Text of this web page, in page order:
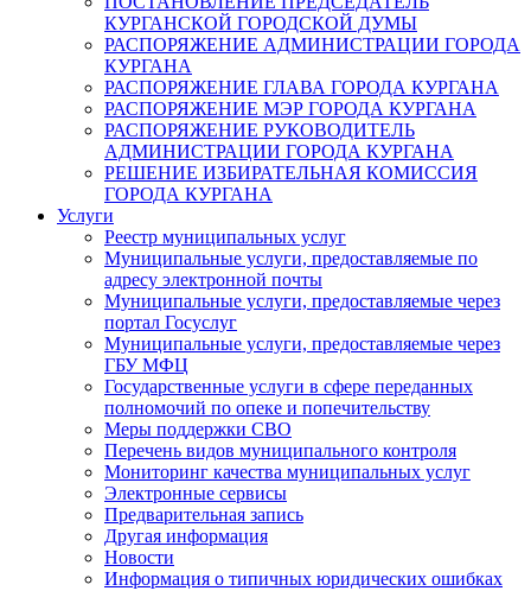
КУРГАНСКОЙ ГОРОДСКОЙ ДУМЫ
РАСПОРЯЖЕНИЕ АДМИНИСТРАЦИИ ГОРОДА
КУРГАНА
РАСПОРЯЖЕНИЕ ГЛАВА ГОРОДА КУРГАНА
РАСПОРЯЖЕНИЕ МЭР ГОРОДА КУРГАНА
РАСПОРЯЖЕНИЕ РУКОВОДИТЕЛЬ
АДМИНИСТРАЦИИ ГОРОДА КУРГАНА
РЕШЕНИЕ ИЗБИРАТЕЛЬНАЯ КОМИССИЯ
ГОРОДА КУРГАНА
Услуги
Реестр муниципальных услуг
Муниципальные услуги, предоставляемые по
адресу электронной почты
Муниципальные услуги, предоставляемые через
портал Госуслуг
Муниципальные услуги, предоставляемые через
ГБУ МФЦ
Государственные услуги в сфере переданных
полномочий по опеке и попечительству
Меры поддержки СВО
Перечень видов муниципального контроля
Мониторинг качества муниципальных услуг
Электронные сервисы
Предварительная запись
Другая информация
Новости
Информация о типичных юридических ошибках